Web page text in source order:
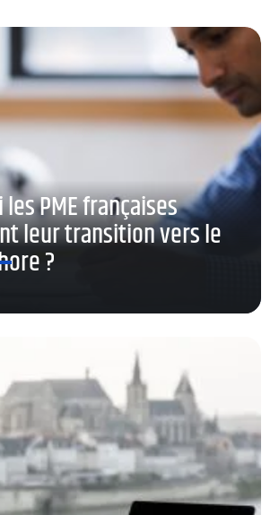
PME françaises
leur transition vers le
?